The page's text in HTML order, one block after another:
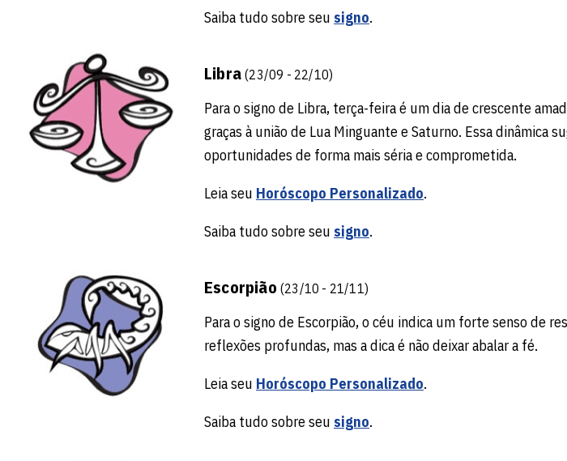
Saiba tudo sobre seu signo.
Libra(23/09 - 22/10)
Para o signo de Libra, terça-feira é um dia de crescente
graças à união de Lua Minguante e Saturno. Essa dinâmica
oportunidades de forma mais séria e comprometida.
Leia seu Horóscopo Personalizado.
Saiba tudo sobre seu signo.
Escorpião (23/10 - 21/11)
Para o signo de Escorpião, o céu indica um forte senso de
reflexões profundas, mas a dica é não deixar abalar a fé.
Leia seu Horóscopo Personalizado.
Saiba tudo sobre seu signo.